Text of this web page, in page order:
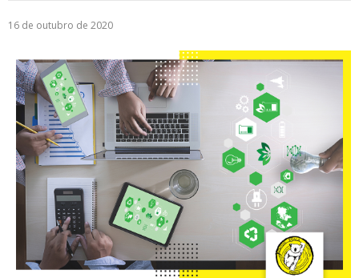
16 de outubro de 2020
Atendimento
Blog
Denúncias
Relatório Transparência
Trabalhe Conosco